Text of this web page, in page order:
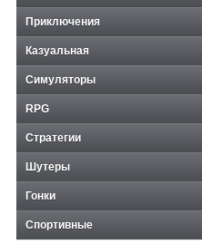
Приключения
Казуальная
Симуляторы
RPG
Стратегии
Шутеры
Гонки
Спортивные